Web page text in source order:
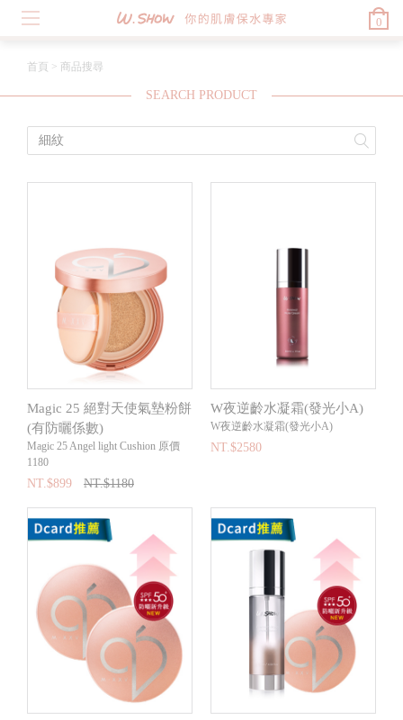
0
首頁 > 商品搜尋
SEARCH PRODUCT
Magic 25 絕對天使氣墊粉餅
(有防曬係數)
Magic 25 Angel light Cushion 原價
1180
NT.$899 NT.$1180
W夜逆齡水凝霜(發光小A)
W夜逆齡水凝霜(發光小A)
NT.$2580